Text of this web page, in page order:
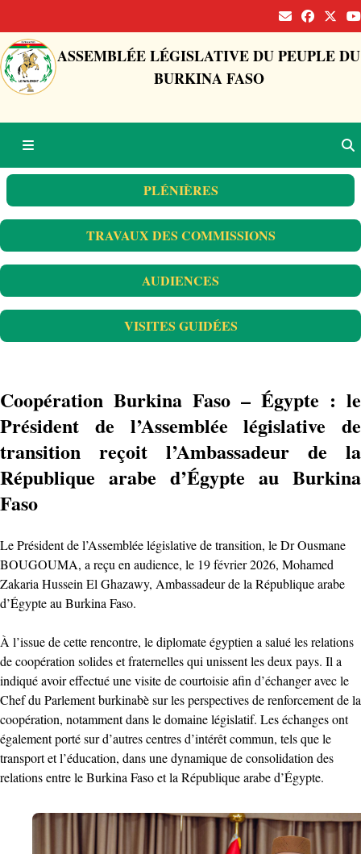
ASSEMBLÉE LÉGISLATIVE DU PEUPLE DU
BURKINA FASO
PLÉNIÈRES
TRAVAUX DES COMMISSIONS
AUDIENCES
VISITES GUIDÉES
Coopération Burkina Faso – Égypte : le
Président de l’Assemblée législative de
transition reçoit l’Ambassadeur de la
République arabe d’Égypte au Burkina
Faso
Le Président de l’Assemblée législative de transition, le Dr Ousmane
BOUGOUMA, a reçu en audience, le 19 février 2026, Mohamed
Zakaria Hussein El Ghazawy, Ambassadeur de la République arabe
d’Égypte au Burkina Faso.
À l’issue de cette rencontre, le diplomate égyptien a salué les relations
de coopération solides et fraternelles qui unissent les deux pays. Il a
indiqué avoir effectué une visite de courtoisie afin d’échanger avec le
Chef du Parlement burkinabè sur les perspectives de renforcement de la
coopération, notamment dans le domaine législatif. Les échanges ont
également porté sur d’autres centres d’intérêt commun, tels que le
transport et l’éducation, dans une dynamique de consolidation des
relations entre le Burkina Faso et la République arabe d’Égypte.